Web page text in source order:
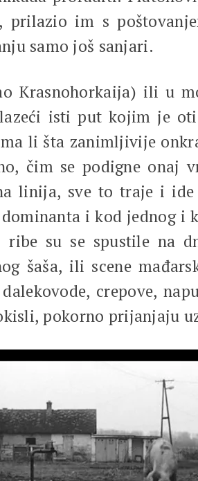
prilazio im s
samo još sanjari.
Krasnohorkaija) ili u
isti put kojim je
li šta zanimljivije
čim se podigne onaj
linija, sve to traje i ide
i kod jednog i
su se spustile na
šaša, ili scene
crepove,
pokorno prijanjaju